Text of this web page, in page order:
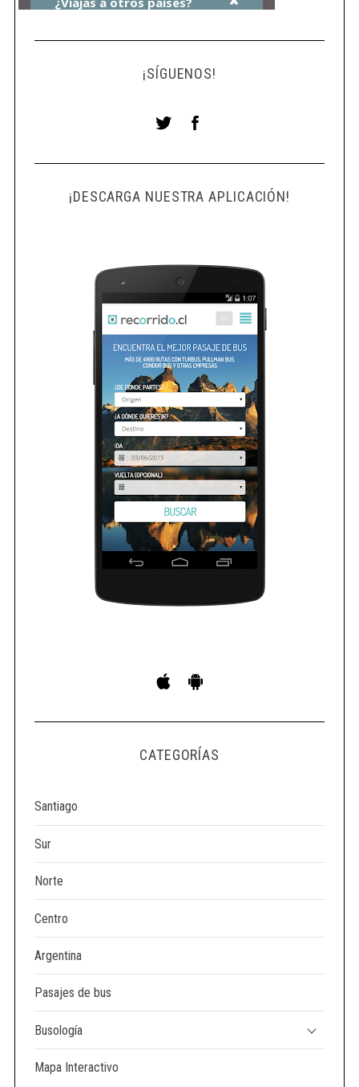
¡SÍGUENOS!
¡DESCARGA NUESTRA APLICACIÓN!
CATEGORÍAS
Santiago
Sur
Norte
Centro
Argentina
Pasajes de bus
Busología
Mapa Interactivo
o
: